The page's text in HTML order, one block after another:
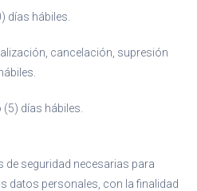
días hábiles.
cancelación, supresión
días hábiles.
de seguridad necesarias para
datos personales, con la finalidad